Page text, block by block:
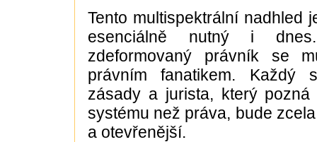
Tento multispektrální nadhled
esenciálně nutný i dnes.
zdeformovaný právník se
právním fanatikem. Každý
zásady a jurista, který
systému než práva, bude
a otevřenější.